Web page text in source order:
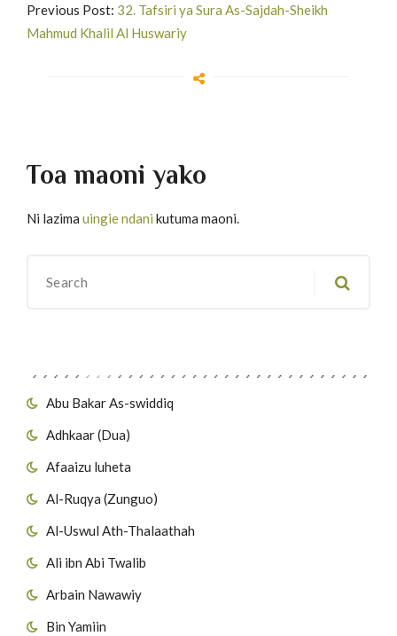
Abu Bakar As-swiddiq
Adhkaar (Dua)
Afaaizu luheta
Al-Ruqya (Zunguo)
Al-Uswul Ath-Thalaathah
Ali ibn Abi Twalib
Arbain Nawawiy
Bin Yamiin
Previous Post: 32. Tafsiri ya Sura As-Sajdah-Sheikh
Mahmud Khalil Al Huswariy
Toa maoni yako
Ni lazima uingie ndani kutuma maoni.